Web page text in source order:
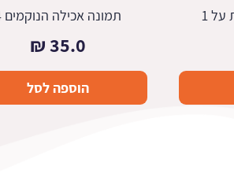
1 תמונה אכילה הנוקמים 4
35.0
₪
הוספה לסל